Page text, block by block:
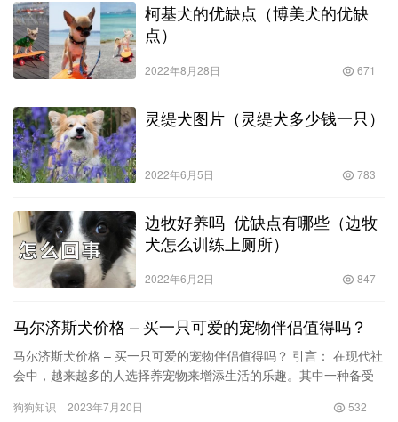
柯基犬的优缺点（博美犬的优缺
点）
2022年8月28日 671
灵缇犬图片（灵缇犬多少钱一只）
2022年6月5日 783
边牧好养吗_优缺点有哪些（边牧
犬怎么训练上厕所）
2022年6月2日 847
马尔济斯犬价格 – 买一只可爱的宠物伴侣值得吗？
马尔济斯犬价格 – 买一只可爱的宠物伴侣值得吗？ 引言： 在现代社
会中，越来越多的人选择养宠物来增添生活的乐趣。其中一种备受
狗狗知识 2023年7月20日 532